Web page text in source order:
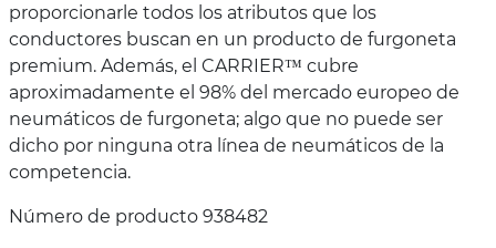
proporcionarle todos los atributos que los
conductores buscan en un producto de furgoneta
premium. Además, el CARRIER™ cubre
aproximadamente el 98% del mercado europeo de
neumáticos de furgoneta; algo que no puede ser
dicho por ninguna otra línea de neumáticos de la
competencia.
Número de producto 938482